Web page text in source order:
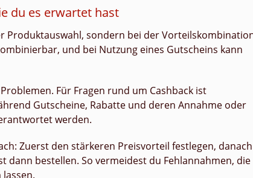
du es erwartet hast
Produktauswahl, sondern bei der
und bei Nutzung eines Gutscheins kann
Für Fragen rund um Cashback ist
Gutscheine, Rabatte und deren Annahme oder
werden.
Zuerst den stärkeren Preisvorteil festlegen, danach
dann bestellen. So vermeidest du Fehlannahmen, die